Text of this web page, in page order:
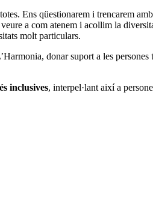
Ens qüestionarem i trencarem
a com atenem i acollim la
molt particulars.
donar suport a les persones
inclusives, interpel·lant així a